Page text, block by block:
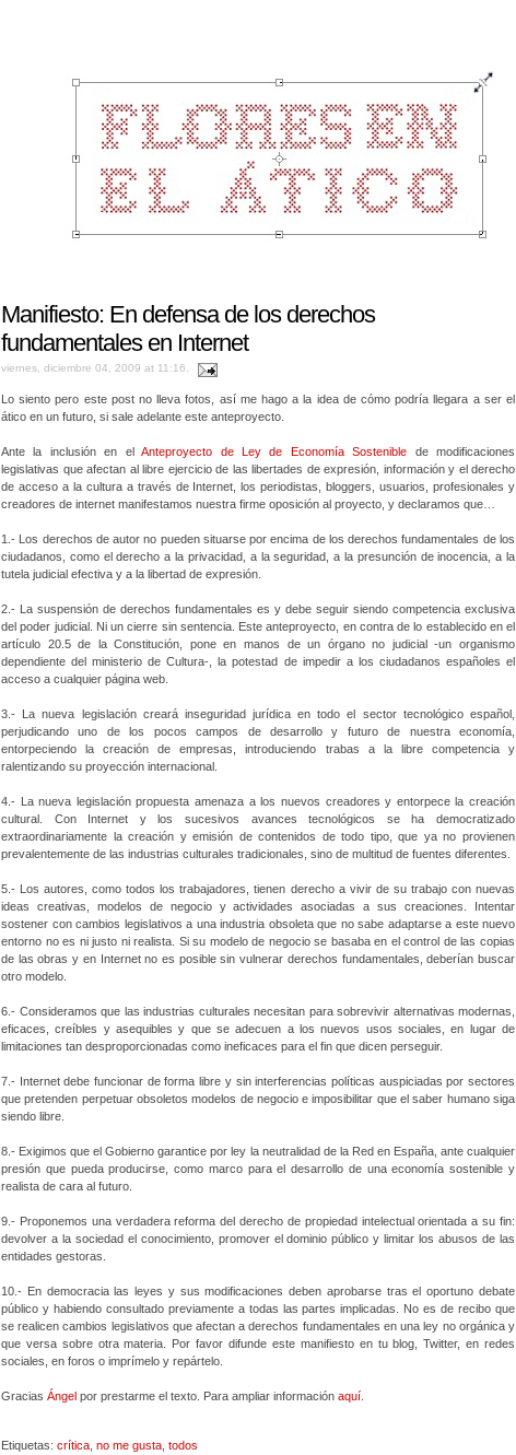
Manifiesto: En defensa de los derechos
fundamentales en Internet
viernes, diciembre 04, 2009 at 11:16.
Lo siento pero este post no lleva fotos, así me hago a la idea de cómo podría llegara a ser el
ático en un futuro, si sale adelante este anteproyecto.
Ante la inclusión en elAnteproyecto de Ley de Economía Sostenible de modificaciones
legislativas que afectan al libre ejercicio de las libertades de expresión, información y el derecho
de acceso a la cultura a través de Internet, los periodistas, bloggers, usuarios, profesionales y
creadores de internet manifestamos nuestra firme oposición al proyecto, y declaramos que…
1.- Los derechos de autor no pueden situarse por encima de los derechos fundamentales de los
ciudadanos, como el derecho a la privacidad, a la seguridad, a la presunción de inocencia, a la
tutela judicial efectiva y a la libertad de expresión.
2.- La suspensión de derechos fundamentales es y debe seguir siendo competencia exclusiva
del poder judicial. Ni un cierre sin sentencia. Este anteproyecto, en contra de lo establecido en el
artículo 20.5 de la Constitución, pone en manos de un órgano no judicial -un organismo
dependiente del ministerio de Cultura-, la potestad de impedir a los ciudadanos españoles el
acceso a cualquier página web.
3.- La nueva legislación creará inseguridad jurídica en todo el sector tecnológico español,
perjudicando uno de los pocos campos de desarrollo y futuro de nuestra economía,
entorpeciendo la creación de empresas, introduciendo trabas a la libre competencia y
ralentizando su proyección internacional.
4.- La nueva legislación propuesta amenaza a los nuevos creadores y entorpece la creación
cultural. Con Internet y los sucesivos avances tecnológicos se ha democratizado
extraordinariamente la creación y emisión de contenidos de todo tipo, que ya no provienen
prevalentemente de las industrias culturales tradicionales, sino de multitud de fuentes diferentes.
5.- Los autores, como todos los trabajadores, tienen derecho a vivir de su trabajo con nuevas
ideas creativas, modelos de negocio y actividades asociadas a sus creaciones. Intentar
sostener con cambios legislativos a una industria obsoleta que no sabe adaptarse a este nuevo
entorno no es ni justo ni realista. Si su modelo de negocio se basaba en el control de las copias
de las obras y en Internet no es posible sin vulnerar derechos fundamentales, deberían buscar
otro modelo.
6.- Consideramos que las industrias culturales necesitan para sobrevivir alternativas modernas,
eficaces, creíbles y asequibles y que se adecuen a los nuevos usos sociales, en lugar de
limitaciones tan desproporcionadas como ineficaces para el fin que dicen perseguir.
7.- Internet debe funcionar de forma libre y sin interferencias políticas auspiciadas por sectores
que pretenden perpetuar obsoletos modelos de negocio e imposibilitar que el saber humano siga
siendo libre.
8.- Exigimos que el Gobierno garantice por ley la neutralidad de la Red en España, ante cualquier
presión que pueda producirse, como marco para el desarrollo de una economía sostenible y
realista de cara al futuro.
9.- Proponemos una verdadera reforma del derecho de propiedad intelectual orientada a su fin:
devolver a la sociedad el conocimiento, promover el dominio público y limitar los abusos de las
entidades gestoras.
10.- En democracia las leyes y sus modificaciones deben aprobarse tras el oportuno debate
público y habiendo consultado previamente a todas las partes implicadas. No es de recibo que
se realicen cambios legislativos que afectan a derechos fundamentales en una ley no orgánica y
que versa sobre otra materia. Por favor difunde este manifiesto en tu blog, Twitter, en redes
sociales, en foros o imprímelo y repártelo.
Gracias Ángel por prestarme el texto. Para ampliar información aquí
Etiquetas: crítica no me gusta todos